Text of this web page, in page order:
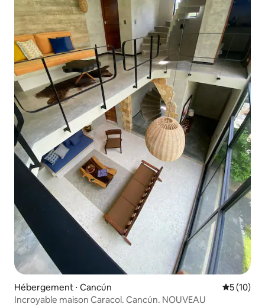
Hébergement ⋅ Cancún
5 (10)
Incroyable maison Caracol. Cancún. NOUVEAU